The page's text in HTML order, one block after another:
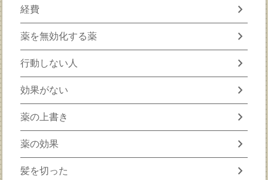
経費 chevron_right
薬を無効化する薬 chevron_right
行動しない人 chevron_right
効果がない chevron_right
薬の上書き chevron_right
薬の効果 chevron_right
髪を切った chevron_right